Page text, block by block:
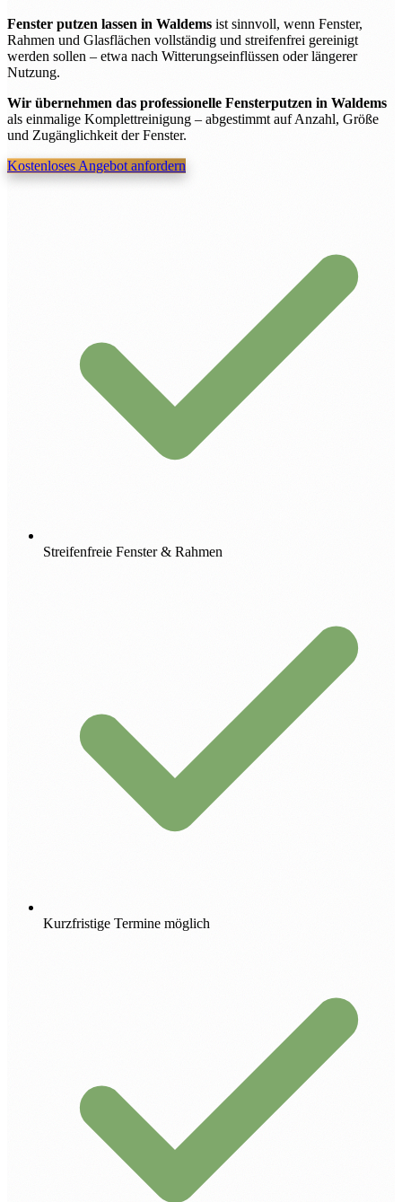
Fenster putzen lassen in Waldems ist sinnvoll, wenn Fenster,
Rahmen und Glasflächen vollständig und streifenfrei gereinigt
werden sollen – etwa nach Witterungseinflüssen oder längerer
Nutzung.
Wir übernehmen das professionelle Fensterputzen in Waldems
als einmalige Komplettreinigung – abgestimmt auf Anzahl, Größe
und Zugänglichkeit der Fenster.
Kostenloses Angebot anfordern
Streifenfreie Fenster & Rahmen
Kurzfristige Termine möglich